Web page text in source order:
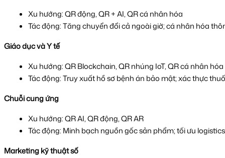
Xu hướng: QR động, QR + AI, QR cá nhân hóa
Tác động: Tăng chuyển đổi cả ngoài giờ; cá nhân hóa
Giáo dục và Y tế
Xu hướng: QR Blockchain, QR nhúng IoT, QR cá nhân hóa
Tác động: Truy xuất hồ sơ bệnh án bảo mật; xác thực
Chuỗi cung ứng
Xu hướng: QR AI, QR động, QR AR
Tác động: Minh bạch nguồn gốc sản phẩm; tối ưu
Marketing kỹ thuật số